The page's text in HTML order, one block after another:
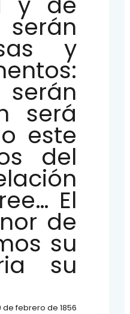
y
será
este
del
El
de
su
su
de febrero de 1856